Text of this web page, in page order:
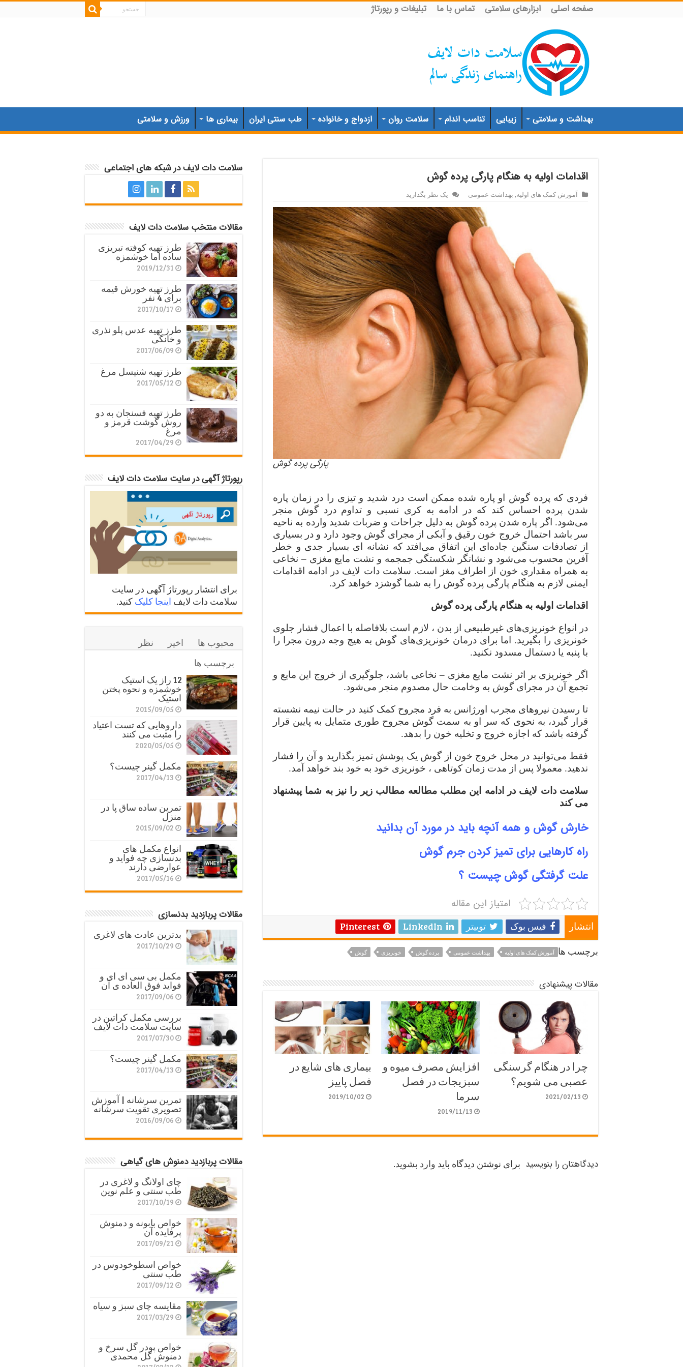
صفحه اصلی ابزارهای سلامتی تماس با ما تبلیغات و رپورتاژ
بهداشت و سلامتی زیبایی تناسب اندام سلامت روان ازدواج و خانواده طب سنتی ایران بیماری ها ورزش و سلامتی
اقدامات اولیه به هنگام پارگی پرده گوش
آموزش کمک های اولیه, بهداشت عمومی یک نظر بگذارید
پارگی پرده گوش
فردی که پرده گوش او پاره شده ممکن است درد شدید و تیزی را در زمان پاره‌
شدن پرده احساس کند که در ادامه به کری نسبی و تداوم درد گوش منجر
می‌شود. اگر پاره شدن پرده گوش به دلیل جراحات و ضربات شدید وارده به ناحیه
سر باشد احتمال خروج خون رقیق و آبکی از مجرای گوش وجود دارد و در بسیاری
از تصادفات سنگین جاده‌ای این اتفاق می‌افتد که نشانه‌ ای بسیار جدی و خطر
آفرین محسوب می‌شود و نشانگر شکستگی جمجمه و نشت مایع مغزی – نخاعی
به همراه مقداری خون از اطراف مغز است. سلامت دات لایف در ادامه اقدامات
ایمنی لازم به هنگام پارگی پرده گوش را به شما گوشزد خواهد کرد.
اقدامات اولیه به هنگام پارگی پرده گوش
در انواع خونریزی‌های غیرطبیعی از بدن ، لازم است بلافاصله با اعمال فشار جلوی
خونریزی را بگیرید‌. اما برای درمان خونریزی‌های گوش به‌ هیچ‌ وجه درون مجرا را
با پنبه یا دستمال مسدود نکنید‌.
اگر خونریزی بر اثر نشت مایع مغزی – نخاعی باشد، جلوگیری از خروج این مایع و
تجمع آن در مجرای گوش به وخامت حال مصدوم منجر می‌شود.
تا رسیدن نیروهای مجرب اورژانس به فرد مجروح کمک کنید در حالت نیمه‌ نشسته
قرار گیرد، به نحوی که سر او به سمت گوش مجروح طوری متمایل به پایین قرار
گرفته باشد که اجازه خروج و تخلیه خون را بدهد.
فقط می‌توانید در محل خروج خون از گوش یک پوشش تمیز بگذارید و آن را فشار
ندهید‌. معمولا پس از مدت زمان کوتاهی ، خونریزی خود‌ به‌ خود بند خواهد آمد.
سلامت دات لایف در ادامه این مطلب مطالعه مطالب زیر را نیز به شما پیشنهاد
می کند
خارش گوش و همه آنچه باید در مورد آن بدانید
راه کارهایی برای تمیز کردن جرم گوش
علت گرفتگی گوش چیست ؟
امتیاز این مقاله
انتشار فیس بوک توییتر LinkedIn
Pinterest
برچسب ها آموزش کمک های اولیه بهداشت عمومی پرده گوش خونریزی گوش
مقالات پیشنهادی
چرا در هنگام گرسنگی
عصبی می شویم؟
2021/02/13
افزایش مصرف میوه و
سبزیجات در فصل
سرما
2019/11/13
بیماری های شایع در
فصل پاییز
2019/10/02
دیدگاهتان را بنویسید برای نوشتن دیدگاه باید وارد بشوید.
سلامت دات لایف در شبکه های اجتماعی
مقالات منتخب سلامت دات لایف
طرز تهیه کوفته تبریزی
ساده اما خوشمزه
2019/12/31
طرز تهیه خورش قیمه
برای 4 نفر
2017/10/17
طرز تهیه عدس پلو نذری
و خانگی
2017/06/09
طرز تهیه شنیسل مرغ
2017/05/12
طرز تهیه فسنجان به دو
روش گوشت قرمز و
مرغ
2017/04/29
رپورتاژ آگهی در سایت سلامت دات لایف
برای انتشار رپورتاژ آگهی در سایت
سلامت دات لایف اینجا کلیک کنید.
محبوب ها اخیر
نظر
برچسب ها
12 راز یک استیک
خوشمزه و نحوه پختن
استیک
2015/09/05
داروهایی که تست اعتیاد
را مثبت می کنند
2020/05/05
مکمل گینر چیست؟
2017/04/13
تمرین ساده ساق پا در
منزل
2015/09/02
انواع مکمل های
بدنسازی چه فواید و
عوارضی دارند
2017/05/16
مقالات پربازدید بدنسازی
بدترین عادت های لاغری
2017/10/29
مکمل بی سی ای ای و
فواید فوق العاده ی آن
2017/09/06
بررسی مکمل کراتین در
سایت سلامت دات لایف
2017/07/30
مکمل گینر چیست؟
2017/04/13
تمرین سرشانه | آموزش
تصویری تقویت سرشانه
2016/09/06
مقالات پربازدید دمنوش های گیاهی
چای اولانگ و لاغری در
طب سنتی و علم نوین
2017/10/19
خواص بابونه و دمنوش
پرفایده آن
2017/09/21
خواص اسطوخودوس در
طب سنتی
2017/09/12
مقایسه چای سبز و سیاه
2017/03/29
خواص پودر گل سرخ و
دمنوش گل محمدی